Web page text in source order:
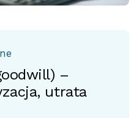
–
utrata